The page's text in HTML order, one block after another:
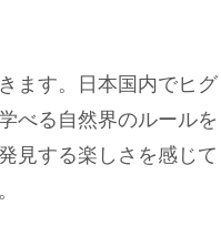
ます。日本国内でヒグ
べる自然界のルールを
見する楽しさを感じて